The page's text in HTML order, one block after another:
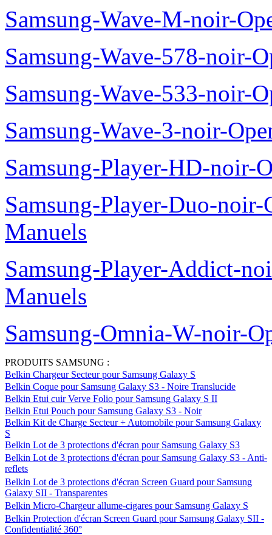
Samsung-Wave-M-noir-
Samsung-Wave-578-noir-
Samsung-Wave-533-noir-
Samsung-Wave-3-noir-
Samsung-Player-HD-noir-
Samsung-Player-Duo-
Manuels
Samsung-Player-Addict-
Manuels
Samsung-Omnia-W-noir-
PRODUITS SAMSUNG :
Belkin Chargeur Secteur pour Samsung Galaxy S
Belkin Coque pour Samsung Galaxy S3 - Noire Translucide
Belkin Etui cuir Verve Folio pour Samsung Galaxy S II
Belkin Etui Pouch pour Samsung Galaxy S3 - Noir
Belkin Kit de Charge Secteur + Automobile pour Samsung Galaxy
S
Belkin Lot de 3 protections d'écran pour Samsung Galaxy S3
Belkin Lot de 3 protections d'écran pour Samsung Galaxy S3 - Anti-
reflets
Belkin Lot de 3 protections d'écran Screen Guard pour Samsung
Galaxy SII - Transparentes
Belkin Micro-Chargeur allume-cigares pour Samsung Galaxy S
Belkin Protection d'écran Screen Guard pour Samsung Galaxy SII -
Confidentialité 360°